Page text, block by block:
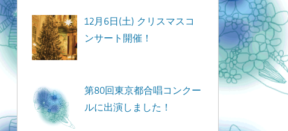
12月6日(土) クリスマスコ
ンサート開催！
第80回東京都合唱コンクー
ルに出演しました！